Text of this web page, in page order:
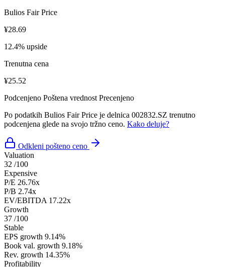
Bulios Fair Price
¥28.69
12.4% upside
Trenutna cena
¥25.52
Podcenjeno Poštena vrednost Precenjeno
Po podatkih Bulios Fair Price je delnica 002832.SZ trenutno
podcenjena glede na svojo tržno ceno. Kako deluje?
Odkleni pošteno ceno
Valuation
32 /100
Expensive
P/E 26.76x
P/B 2.74x
EV/EBITDA 17.22x
Growth
37 /100
Stable
EPS growth 9.14%
Book val. growth 9.18%
Rev. growth 14.35%
Profitability